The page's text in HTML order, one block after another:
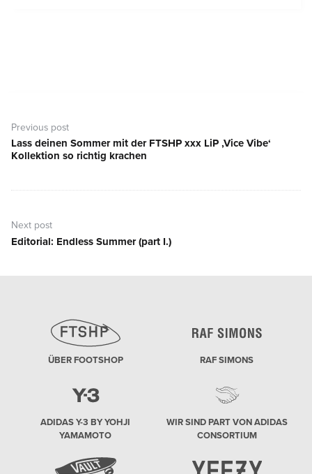
Previous post
Previous
post:
Lass deinen Sommer mit der FTSHP xxx LiP ‚Vice Vibe‘
Kollektion so richtig krachen
Next post
Next
Editorial: Endless Summer (part I.)
ÜBER FOOTSHOP RAF SIMONS
ADIDAS Y-3 BY YOHJI
YAMAMOTO
WIR SIND PART VON ADIDAS
CONSORTIUM